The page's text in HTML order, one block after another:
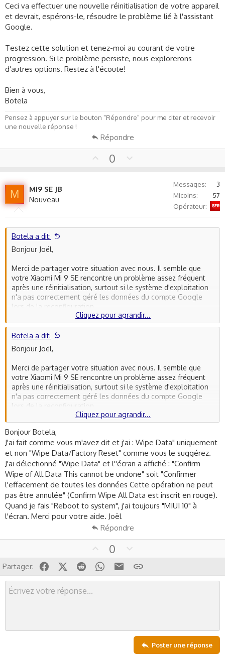
Ceci va effectuer une nouvelle réinitialisation de votre appareil
et devrait, espérons-le, résoudre le problème lié à l'assistant
Google.
Testez cette solution et tenez-moi au courant de votre
progression. Si le problème persiste, nous explorerons
d'autres options. Restez à l'écoute!
Bien à vous,
Botela
Pensez à appuyer sur le bouton "Répondre" pour me citer et recevoir
une nouvelle réponse !
Répondre
0
M
MI9 SE JB
Nouveau
Messages
3
Micoins
57
Opérateur
Botela a dit:
Bonjour Joël,
Merci de partager votre situation avec nous. Il semble que
votre Xiaomi Mi 9 SE rencontre un problème assez fréquent
après une réinitialisation, surtout si le système d'exploitation
n'a pas correctement géré les données du compte Google
lors de la reconfiguration.
Voici une première étape à essayer :
1. **Redémarrage en mode de récupération (Recovery Mode)
:**
- Éteignez complètement votre appareil.
- Appuyez simultanément sur le bouton d'augmentation du
volume et le bouton d'alimentation jusqu'à ce que le logo de
Xiaomi apparaisse, puis relâchez uniquement le bouton
d'alimentation.
- Une fois dans le menu Recovery, naviguez avec les touches
de volume pour sélectionner "Wipe Data/Factory Reset" et
validez avec le bouton d'alimentation.
- Confirmez l'opération et laissez le téléphone redémarrer.
Ceci va effectuer une nouvelle réinitialisation de votre appareil
et devrait, espérons-le, résoudre le problème lié à l'assistant
Google.
Testez cette solution et tenez-moi au courant de votre
progression. Si le problème persiste, nous explorerons
d'autres options. Restez à l'écoute!
Cliquez pour agrandir...
Botela a dit:
Bonjour Joël,
Merci de partager votre situation avec nous. Il semble que
votre Xiaomi Mi 9 SE rencontre un problème assez fréquent
après une réinitialisation, surtout si le système d'exploitation
n'a pas correctement géré les données du compte Google
lors de la reconfiguration.
Voici une première étape à essayer :
1. **Redémarrage en mode de récupération (Recovery Mode)
:**
- Éteignez complètement votre appareil.
- Appuyez simultanément sur le bouton d'augmentation du
volume et le bouton d'alimentation jusqu'à ce que le logo de
Xiaomi apparaisse, puis relâchez uniquement le bouton
d'alimentation.
- Une fois dans le menu Recovery, naviguez avec les touches
de volume pour sélectionner "Wipe Data/Factory Reset" et
validez avec le bouton d'alimentation.
- Confirmez l'opération et laissez le téléphone redémarrer.
et devrait, espérons-le, résoudre le problème lié à l'assistant
Google.
Testez cette solution et tenez-moi au courant de votre
Cliquez pour agrandir...
Bonjour Botela,
J'ai fait comme vous m'avez dit et j'ai : Wipe Data" uniquement
et non "Wipe Data/Factory Reset" comme vous le suggérez.
J'ai délectionné "Wipe Data" et l''écran a affiché : "Confirm
Wipe of All Data This cannot be undone" soit "Confirmer
l'effacement de toutes les données Cette opération ne peut
pas être annulée" (Confirm Wipe All Data est inscrit en rouge).
Quand je fais "Reboot to system", j'ai toujours "MIUI 10" à
l'écran. Merci pour votre aide. Joël
Répondre
p
v
o
0
w
n
Partager: FacebookX (Twitter)
Reddit WhatsApp
Email
Poster une réponse